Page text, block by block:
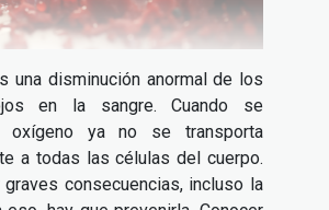
una disminución anormal de los
en la sangre. Cuando se
oxígeno ya no se transporta
a todas las células del cuerpo.
graves consecuencias, incluso la